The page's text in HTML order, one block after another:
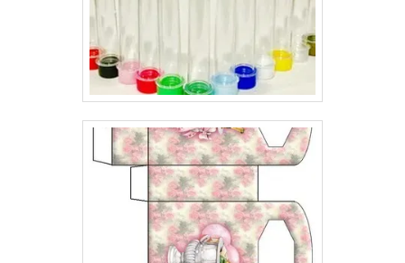
muito bem.De modo geral, os invólucros possuem
características especiais, e não é para menos, seu valor
na decisão de escolha do consumidor é relevante. Por
esse motivo, utilizar os cartuchos como forma de
embalagem é extremamente importante.Para
desenvolver seus cartuchos para produtos de forma
profissional é imprescindível contar com uma empresa
séria, que já esteja atuando no mercado há algum
tempo, pesquise as melhores e dê uma identificação
perfeita para o seu produto..